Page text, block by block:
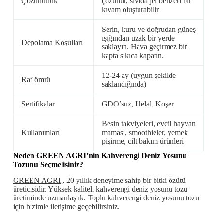
kıvam oluşturabilir
Depolama Koşulları
Serin, kuru ve doğrudan güneş
ışığından uzak bir yerde
saklayın. Hava geçirmez bir
kapta sıkıca kapatın.
Raf ömrü
12-24 ay (uygun şekilde
saklandığında)
Sertifikalar GDO’suz, Helal, Koşer
Kullanımları
Besin takviyeleri, evcil hayvan
maması, smoothieler, yemek
pişirme, cilt bakım ürünleri
Neden GREEN AGRI’nin Kahverengi Deniz Yosunu
Tozunu Seçmelisiniz?
GREEN AGRI, 20 yıllık deneyime sahip bir bitki özütü
üreticisidir. Yüksek kaliteli kahverengi deniz yosunu tozu
üretiminde uzmanlaştık. Toplu kahverengi deniz yosunu tozu
için bizimle iletişime geçebilirsiniz.